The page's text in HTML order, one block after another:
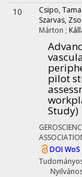
10 Csipo,
Szarvas,
Márton ;
pilot
Study)
DOIWoS